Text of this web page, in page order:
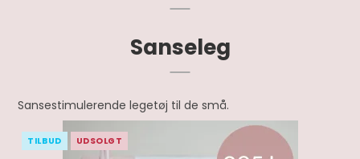
Sanseleg
Sansestimulerende legetøj til de små.
TILBUD UDSOLGT